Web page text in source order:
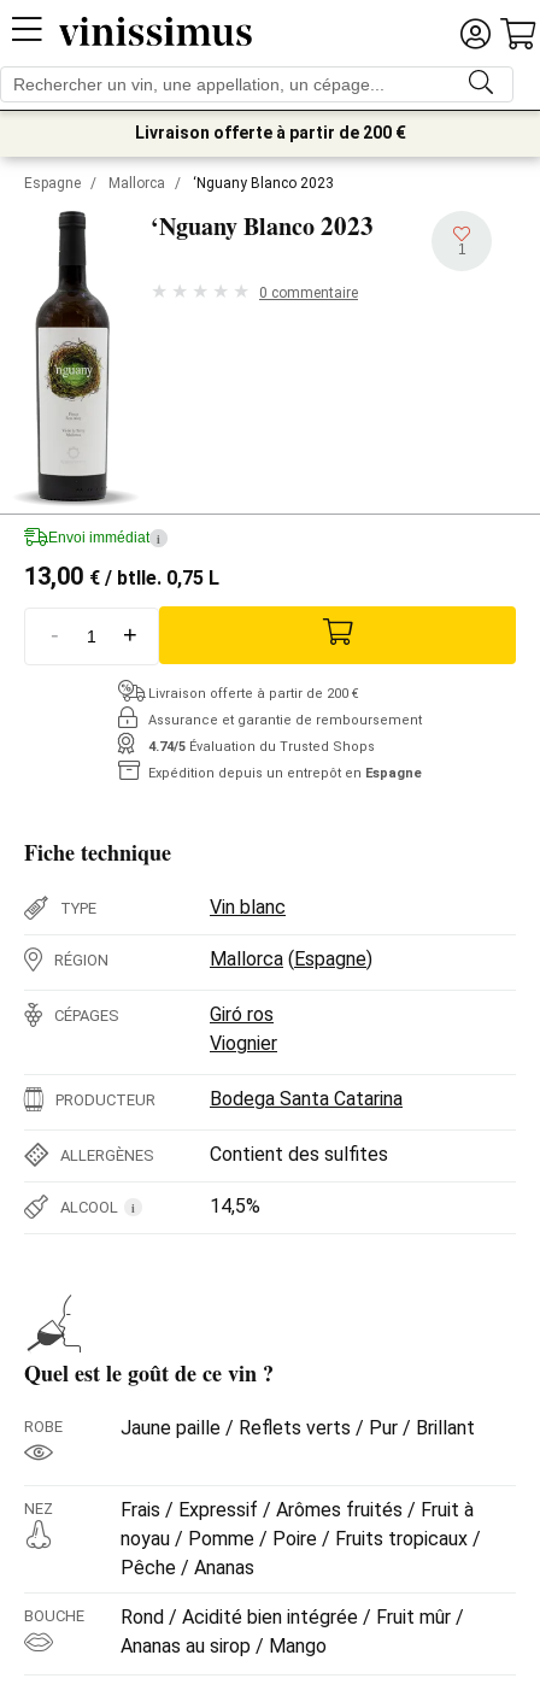
Livraison offerte à partir de 200 €
Espagne / Mallorca / ‘Nguany Blanco 2023
‘Nguany Blanco2023
1
0 commentaire
Envoi immédiat i
13,00 € / btlle. 0,75 L
- +
Livraison offerte à partir de 200 €
Assurance et garantie de remboursement
4.74/5 Évaluation du Trusted Shops
Expédition depuis un entrepôt en Espagne
Fiche technique
TYPE Vin blanc
RÉGION Mallorca (Espagne)
CÉPAGES
Giró ros
Viognier
PRODUCTEUR Bodega Santa Catarina
ALLERGÈNES Contient des sulfites
ALCOOL i 14,5%
Quel est le goût de ce vin ?
ROBE Jaune paille / Reflets verts / Pur / Brillant
NEZ
Frais / Expressif / Arômes fruités / Fruit à
noyau / Pomme / Poire / Fruits tropicaux /
Pêche / Ananas
BOUCHE
Rond / Acidité bien intégrée / Fruit mûr /
Ananas au sirop / Mango